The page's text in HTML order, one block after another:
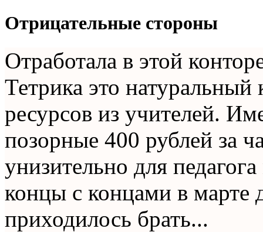
Отрицательные стороны
Отработала в этой
Тетрика это
ресурсов из учителей.
позорные 400 рублей за
унизительно для
концы с концами в марте
приходилось брать...